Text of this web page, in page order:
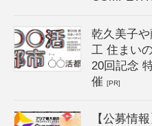
乾久美子
工 住まい
20回記念
催[PR]
【公募情